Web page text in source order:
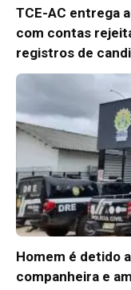
TCE-AC entrega
com contas
registros de
Homem é detido
companheira e